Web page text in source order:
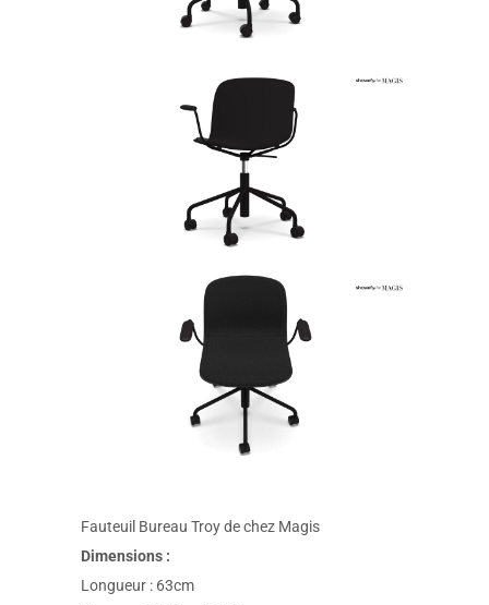
Fauteuil Bureau Troy de chez Magis
Dimensions :
Longueur : 63cm